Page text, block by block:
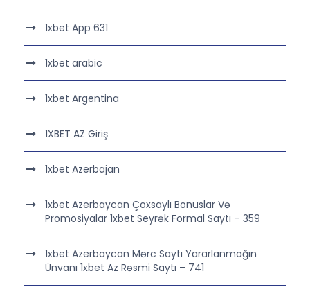
1xbet App 631
1xbet arabic
1xbet Argentina
1XBET AZ Giriş
1xbet Azerbajan
1xbet Azerbaycan Çoxsaylı Bonuslar Və
Promosiyalar 1xbet Seyrək Formal Saytı – 359
1xbet Azerbaycan Mərc Saytı Yararlanmağın
Ünvanı 1xbet Az Rəsmi Saytı – 741